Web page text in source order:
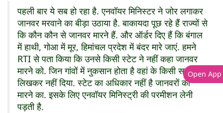
पहली बार ये सब हो रहा है. एनवॉयर मिनिस्टर ने जोर लगाकर
जानवर मरवाने का बीड़ा उठाया है. बाकायदा पूछ रहे हैं राज्यों से
कि कौन कौन से जानवर मारने हैं. और ऑर्डर दिए हैं कि बंगाल
में हाथी, गोआ में मूर, हिमांचल प्रदेश में बंदर मारे जाएं. हमने
RTI से पता किया कि उनसे किसी स्टेट ने नहीं कहा जानवर
मारने को. जिन गांवों में नुकसान होता है वहां के किसी सरपंच ने
लिखकर नहीं दिया. स्टेट का अधिकार नहीं है जानवरों को
मारने का. इसके लिए एनवॉयर मिनिस्ट्री की परमीशन लेनी
पड़ती है.
Open App